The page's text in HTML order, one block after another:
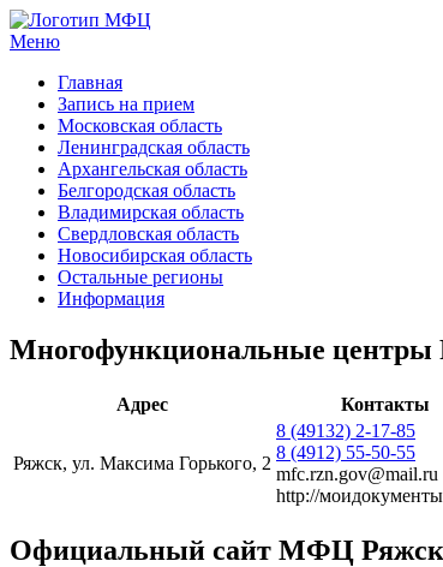
Меню
Главная
Запись на прием
Московская область
Ленинградская область
Архангельская область
Белгородская область
Владимирская область
Свердловская область
Новосибирская область
Остальные регионы
Информация
Многофункциональные центры
Адрес Контакты
Ряжск, ул. Максима Горького, 2
8 (49132) 2-17-85
8 (4912) 55-50-55
mfc.rzn.gov@mail.ru
http://
Официальный сайт МФЦ